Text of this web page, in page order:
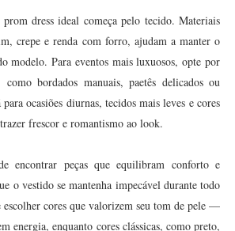
dress ideal começa pelo tecido. Materiais
crepe e renda com forro, ajudam a manter o
modelo. Para eventos mais luxuosos, opte por
como bordados manuais, paetês delicados ou
ocasiões diurnas, tecidos mais leves e cores
frescor e romantismo ao look.
encontrar peças que equilibram conforto e
o vestido se mantenha impecável durante todo
escolher cores que valorizem seu tom de pele —
energia, enquanto cores clássicas, como preto,